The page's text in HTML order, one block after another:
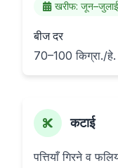
खरीफ:
बीज दर
70–100 किग्रा./हे.
कटाई
पत्तियाँ गिरने व